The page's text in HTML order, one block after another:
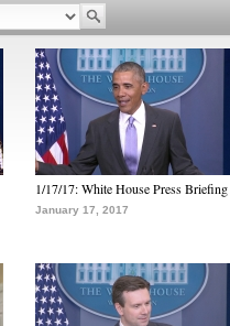
1/17/17: White House Press Briefing
January 17, 2017